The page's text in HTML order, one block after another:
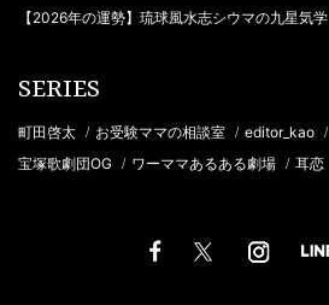
【2026年の運勢】琉球風水志シウマの九星気学
SERIES
町田啓太 / お受験ママの相談室 / editor_kao /
宝塚歌劇団OG / ワーママあるある劇場 / 耳恋